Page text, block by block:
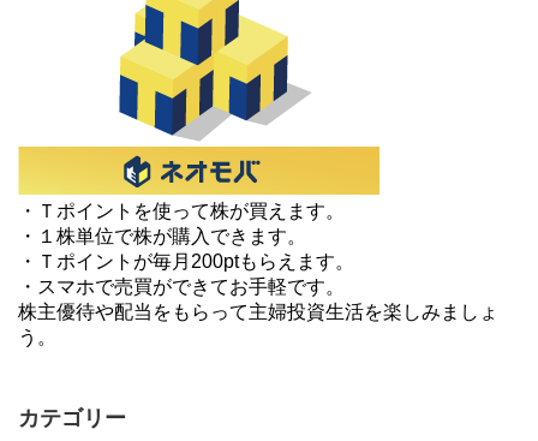
・Ｔポイントを使って株が買えます。
・１株単位で株が購入できます。
・Ｔポイントが毎月200ptもらえます。
・スマホで売買ができてお手軽です。
株主優待や配当をもらって主婦投資生活を楽しみましょ
う。
カテゴリー